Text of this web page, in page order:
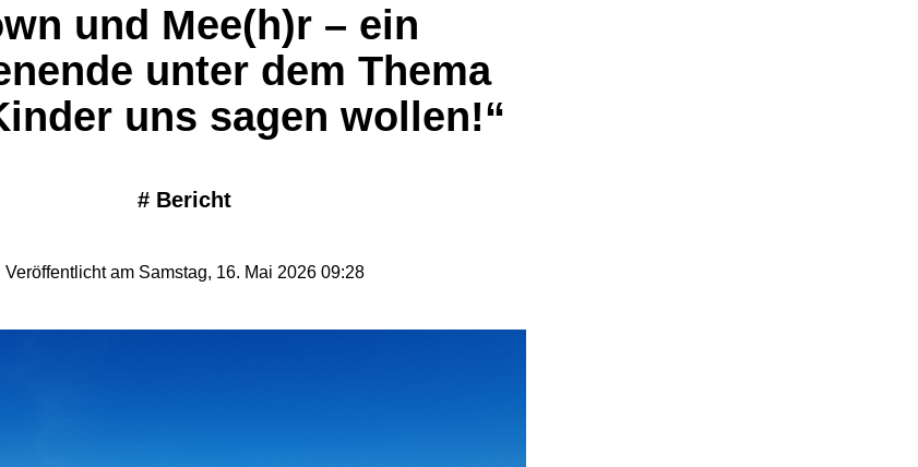
und Mee(h)r – ein
unter dem Thema
uns sagen wollen!“
# Bericht
Veröffentlicht am Samstag, 16. Mai 2026 09:28